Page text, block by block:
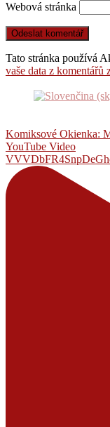
Webová stránka
Tato stránka používá
vaše data z komentářů
Komiksové Okienka:
YouTube Video